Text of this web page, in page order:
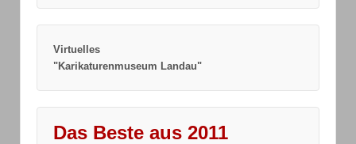
Virtuelles
"Karikaturenmuseum Landau"
Das Beste aus 2011